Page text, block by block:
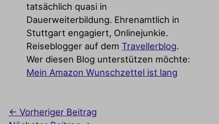
tatsächlich quasi in
Dauerweiterbildung. Ehrenamtlich in
Stuttgart engagiert, Onlinejunkie.
Reiseblogger auf dem Travellerblog.
Wer diesen Blog unterstützen möchte:
Mein Amazon Wunschzettel ist lang
← Vorheriger Beitrag